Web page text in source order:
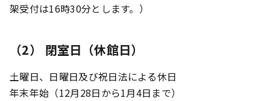
架受付は16時30分とします。）
（2） 閉室日（休館日）
土曜日、日曜日及び祝日法による休日
年末年始（12月28日から1月4日まで）